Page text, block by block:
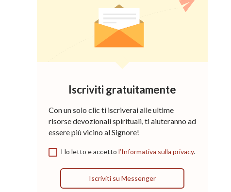
Iscriviti gratuitamente
Con un solo clic ti iscriverai alle ultime
risorse devozionali spirituali, ti aiuteranno ad
essere più vicino al Signore!
Ho letto e accetto l’Informativa sulla privacy.
Iscriviti su Messenger